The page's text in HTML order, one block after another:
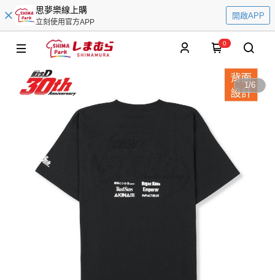
思夢樂線上購
立刻使用官方APP
開啟APP
0
1/6